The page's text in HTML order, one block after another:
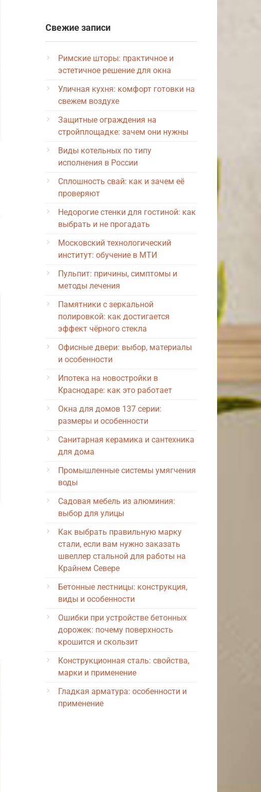
Свежие записи
Римские шторы: практичное и
эстетичное решение для окна
Уличная кухня: комфорт готовки на
свежем воздухе
Защитные ограждения на
стройплощадке: зачем они нужны
Виды котельных по типу
исполнения в России
Сплошность свай: как и зачем её
проверяют
Недорогие стенки для гостиной: как
выбрать и не прогадать
Московский технологический
институт: обучение в МТИ
Пульпит: причины, симптомы и
методы лечения
Памятники с зеркальной
полировкой: как достигается
эффект чёрного стекла
Офисные двери: выбор, материалы
и особенности
Ипотека на новостройки в
Краснодаре: как это работает
Окна для домов 137 серии:
размеры и особенности
Санитарная керамика и сантехника
для дома
Промышленные системы умягчения
воды
Садовая мебель из алюминия:
выбор для улицы
Как выбрать правильную марку
стали, если вам нужно заказать
швеллер стальной для работы на
Крайнем Севере
Бетонные лестницы: конструкция,
виды и особенности
Ошибки при устройстве бетонных
дорожек: почему поверхность
крошится и скользит
Конструкционная сталь: свойства,
марки и применение
Гладкая арматура: особенности и
применение